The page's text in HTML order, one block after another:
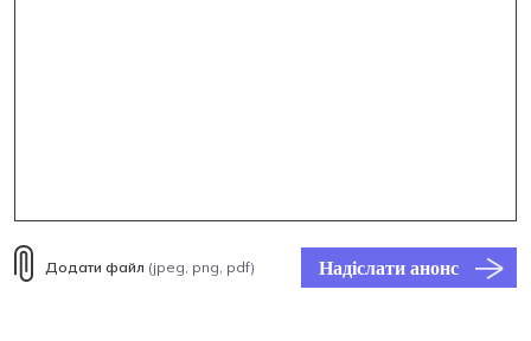
Додати файл (jpeg, png, pdf) Надіслати анонс